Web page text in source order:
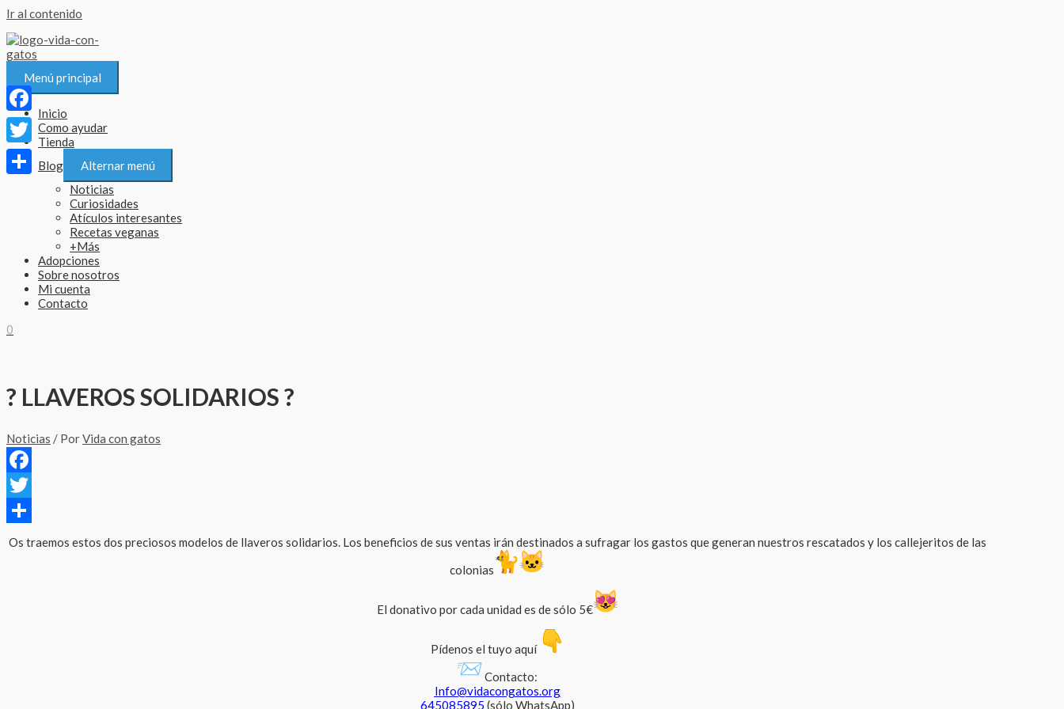
Ir al contenido
Menú principal
Inicio
Como ayudar
Tienda
Blog
Alternar menú
Noticias
Curiosidades
Atículos interesantes
Recetas veganas
+Más
Adopciones
Sobre nosotros
Mi cuenta
Contacto
0
? LLAVEROS SOLIDARIOS ?
Noticias / PorVida con gatos
Facebook
Twitter
Compartir
Os traemos estos dos preciosos modelos de llaveros solidarios. Los beneficios de sus ventas irán destinados a sufragar los gastos que generan nuestros rescatados y los callejeritos de las
colonias
El donativo por cada unidad es de sólo 5€
Pídenos el tuyo aquí
Contacto:
Info@vidacongatos.org
645085895 (sólo WhatsApp)
Facebook
Twitter
Compartir